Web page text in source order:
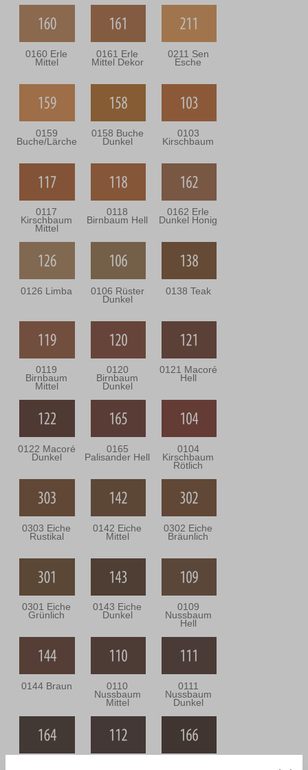
0160 Erle
Mittel
0161 Erle
Mittel Dekor
0211 Sen
Esche
0159
Buche/Lärche
0158 Buche
Dunkel
0103
Kirschbaum
0117
Kirschbaum
Mittel
0118
Birnbaum Hell
0162 Erle
Dunkel Honig
0126 Limba 0106 Rüster
Dunkel
0138 Teak
0119
Birnbaum
Mittel
0120
Birnbaum
Dunkel
0121 Macoré
Hell
0122 Macoré
Dunkel
0165
Palisander Hell
0104
Kirschbaum
Rötlich
0303 Eiche
Rustikal
0142 Eiche
Mittel
0302 Eiche
Bräunlich
0301 Eiche
Grünlich
0143 Eiche
Dunkel
0109
Nussbaum
Hell
0144 Braun 0110
Nussbaum
Mittel
0111
Nussbaum
Dunkel